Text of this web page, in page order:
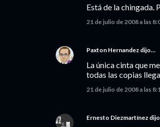
Está de la chingada.
21 de julio de 2008 a las
Paxton Hernandez dijo…
La única cinta que
todas las copias
21 de julio de 2008 a las
Ernesto Diezmartínez